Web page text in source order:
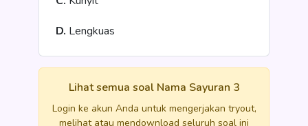
D. Lengkuas
Lihat semua soal Nama Sayuran 3
Login ke akun Anda untuk mengerjakan tryout,
melihat atau mendownload seluruh soal ini